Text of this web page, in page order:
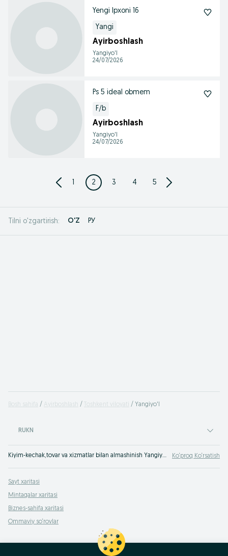
Yengi Ipxoni 16
Yangi
Ayirboshlash
Yangiyo'l
24/07/2026
Ps 5 ideal obmem
F/b
Ayirboshlash
Yangiyo'l
24/07/2026
1 2 3 4 5
Tilni o'zgartirish: O'Z РУ
Bosh sahifa Ayirboshlash Toshkent viloyati Yangiyo'l
RUKN
Kiyim-kechak,tovar va xizmatlar bilan almashinish Yangiyo'l - OLX Yangiyo'l bepul e‘lonlar sayti. Hamma OLXda buyumlar bilan almashinadi! Ko‘proq Ko‘rsatish
Sayt xaritasi
Mintaqalar xaritasi
Biznes-sahifa xaritasi
Ommaviy so‘rovlar